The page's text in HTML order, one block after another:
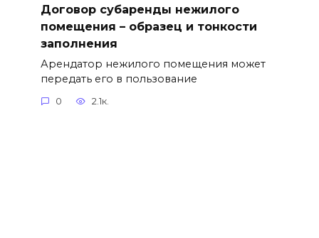
Договор субаренды нежилого
помещения – образец и тонкости
заполнения
Арендатор нежилого помещения может
передать его в пользование
0 2.1к.